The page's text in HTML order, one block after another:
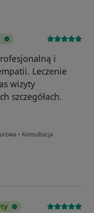
i
Leczenie
wizyty
szczegółach.
• Konsultacja